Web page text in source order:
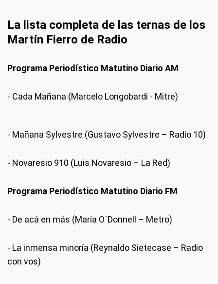
La lista completa de las ternas de los
Martín Fierro de Radio
Programa Periodístico Matutino Diario AM
- Cada Mañana (Marcelo Longobardi - Mitre)
- Mañana Sylvestre (Gustavo Sylvestre – Radio 10)
- Novaresio 910 (Luis Novaresio – La Red)
Programa Periodístico Matutino Diario FM
- De acá en más (María O´Donnell – Metro)
- La inmensa minoría (Reynaldo Sietecase – Radio
con vos)